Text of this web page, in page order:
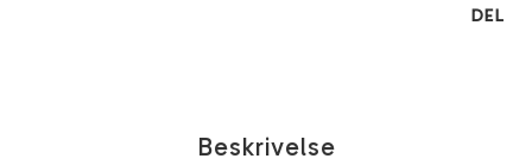
DEL
Beskrivelse